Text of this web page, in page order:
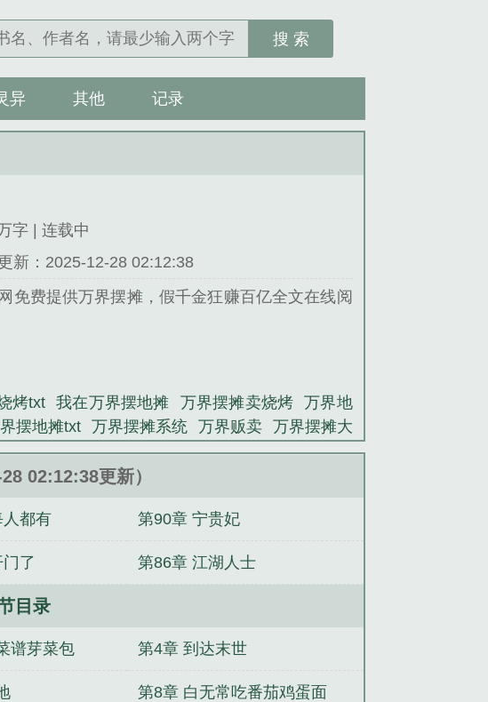
搜 索
异 其他 记录
字 | 连载中
新：2025-12-28 02:12:38
免费提供万界摆摊，假千金狂赚百亿全文在线阅
烤txt 我在万界摆地摊 万界摆摊卖烧烤
万界地
摆地摊txt 万界摆摊系统 万界贩卖
万界摆摊大
万界奸商开局一张嘴 医路青云：从小医生到权
业白月光翻车？四个前夫痴缠我
基建 废世子越睡越强成武神 官场：从退伍军
02:12:38更新）
都有 第90章 宁贵妃
了 第86章 江湖人士
目录
谱芽菜包 第4章 到达末世
第8章 白无常吃番茄鸡蛋面